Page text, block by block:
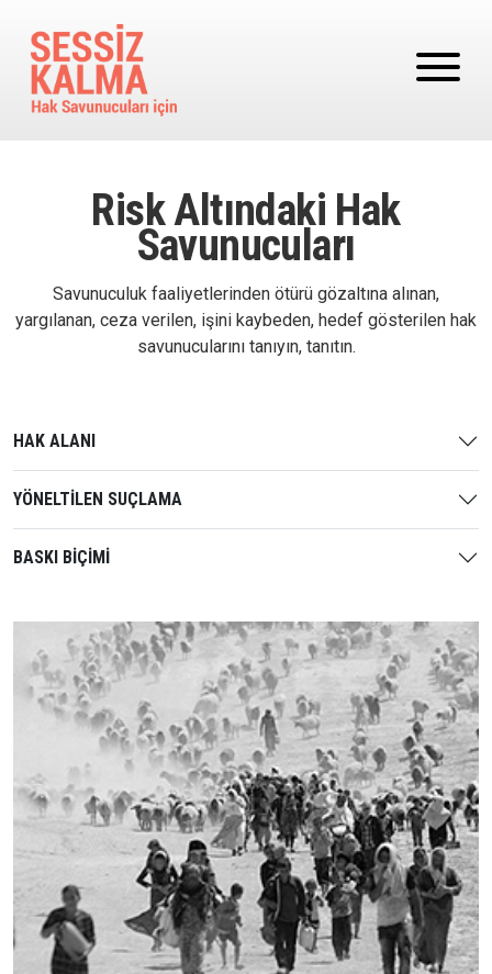
Risk Altındaki Hak
Savunucuları
Savunuculuk faaliyetlerinden ötürü gözaltına alınan,
yargılanan, ceza verilen, işini kaybeden, hedef gösterilen hak
savunucularını tanıyın, tanıtın.
HAK ALANI
YÖNELTİLEN SUÇLAMA
BASKI BİÇİMİ